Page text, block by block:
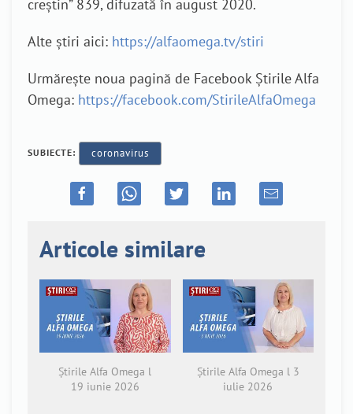
creștin” 839, difuzată în august 2020.
Alte știri aici: https://alfaomega.tv/stiri
Urmărește noua pagină de Facebook Știrile Alfa
Omega: https://facebook.com/StirileAlfaOmega
SUBIECTE: coronavirus
Articole similare
Știrile Alfa Omega l
19 iunie 2026
Știrile Alfa Omega l 3
iulie 2026